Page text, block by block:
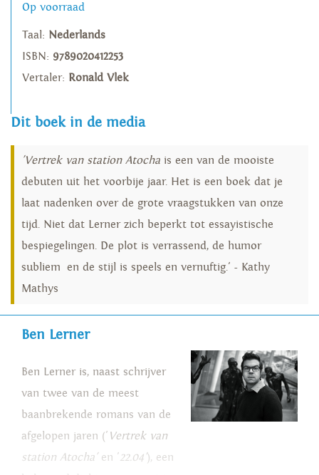
Op voorraad
Taal: Nederlands
ISBN: 9789020412253
Vertaler: Ronald Vlek
Dit boek in de media
'Vertrek van station Atocha is een van de mooiste
debuten uit het voorbije jaar. Het is een boek dat je
laat nadenken over de grote vraagstukken van onze
tijd. Niet dat Lerner zich beperkt tot essayistische
bespiegelingen. De plot is verrassend, de humor
subliem en de stijl is speels en vernuftig.' - Kathy
Mathys
Ben Lerner
Ben Lerner is, naast schrijver
van twee van de meest
baanbrekende romans van de
afgelopen jaren (' Vertrek van
station Atocha' en '22.04' ), een